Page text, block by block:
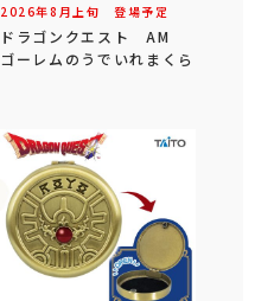
2026年8 月 上旬 登場予定
ドラゴンクエスト AM
ゴーレムのうでいれまくら